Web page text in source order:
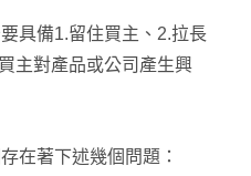
具備1.留住買主、2.拉長
主對產品或公司產生興
在著下述幾個問題：